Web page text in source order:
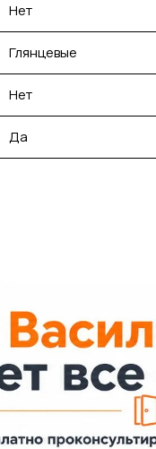
Нет
Глянцевые
Нет
Да